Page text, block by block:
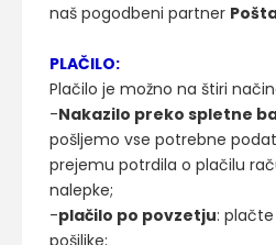
naš pogodbeni partner
PLAČILO:
Plačilo je možno na štiri
-Nakazilo preko spletne
pošljemo vse potrebne
prejemu potrdila o plačilu
nalepke;
-plačilo po povzetju:
pošiljke;